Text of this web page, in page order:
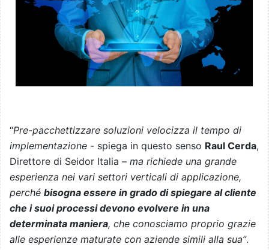
“Pre-pacchettizzare soluzioni velocizza il tempo di
implementazione - spiega in questo senso Raul Cerda,
Direttore di Seidor Italia – ma richiede una grande
esperienza nei vari settori verticali di applicazione,
perché bisogna essere in grado di spiegare al cliente
che i suoi processi devono evolvere in una
determinata maniera, che conosciamo proprio grazie
alle esperienze maturate con aziende simili alla sua”.